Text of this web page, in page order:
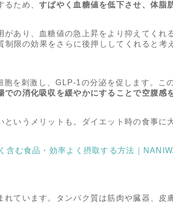
るため、すばやく血糖値を低下させ、体脂
あり、血糖値の急上昇をより抑えてくれ
限の効果をさらに後押ししてくれると考
を刺激し、GLP-1の分泌を促します。こ
での消化吸収を緩やかにすることで空腹感
いうメリットも。ダイエット時の食事に
含む食品・効率よく摂取する方法｜
ています。タンパク質は筋肉や臓器、皮